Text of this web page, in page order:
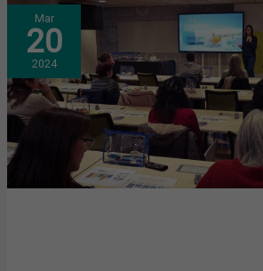
Mar
20
2024
FARMACÉUTICOS
Y
FARMACÉUTICAS
COMUNITARIAS
PROFUNDIZAN
EN
LAS
INSULINAS
Y
EL
DISPOSITIVOS
ADMINISTRACIÓN